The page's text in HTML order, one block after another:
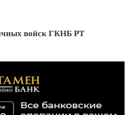
войск ГКНБ РТ